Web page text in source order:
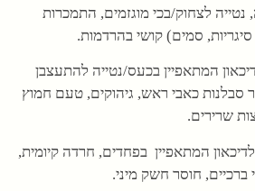
לצחוק/בכי מוגזמים, התמכרות
סמים) קושי בהרדמות.
המתאפיין בכעס/נטייה להתעצבן
סבלנות כאבי ראש, גיהוקים, טעם חמוץ
שרירים.
לדיכאון המתאפיין בפחדים, חרדה קיומית,
חוסר חשק מיני.